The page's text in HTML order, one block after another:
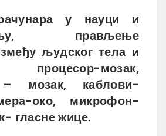
у науци и
прављење
људског тела и
процесор-мозак,
– мозак, каблови-
око, микрофон-
гласне жице.